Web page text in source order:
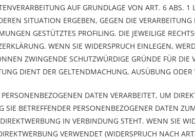
AUF GRUNDLAGE VON ART. 6 ABS. 1
SITUATION ERGEBEN, GEGEN DIE
GESTÜTZTES PROFILING. DIE JEWEILIGE
WENN SIE WIDERSPRUCH EINLEGEN,
ZWINGENDE SCHUTZWÜRDIGE GRÜNDE FÜR DIE
DIENT DER GELTENDMACHUNG, AUSÜBUNG
DATEN VERARBEITET, UM
SIE BETREFFENDER PERSONENBEZOGENER DATEN
IN VERBINDUNG STEHT. WENN SIE
VERWENDET (WIDERSPRUCH NACH